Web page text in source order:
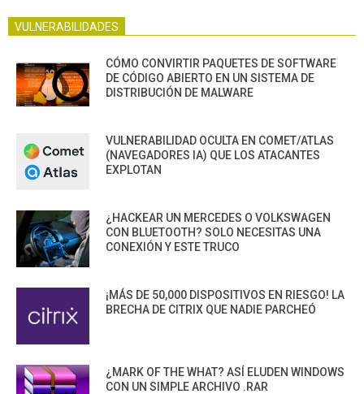
VULNERABILIDADES
CÓMO CONVIRTIR PAQUETES DE SOFTWARE
DE CÓDIGO ABIERTO EN UN SISTEMA DE
DISTRIBUCIÓN DE MALWARE
VULNERABILIDAD OCULTA EN COMET/ATLAS
(NAVEGADORES IA) QUE LOS ATACANTES
EXPLOTAN
¿HACKEAR UN MERCEDES O VOLKSWAGEN
CON BLUETOOTH? SOLO NECESITAS UNA
CONEXIÓN Y ESTE TRUCO
¡MÁS DE 50,000 DISPOSITIVOS EN RIESGO! LA
BRECHA DE CITRIX QUE NADIE PARCHEÓ
¿MARK OF THE WHAT? ASÍ ELUDEN WINDOWS
CON UN SIMPLE ARCHIVO .RAR